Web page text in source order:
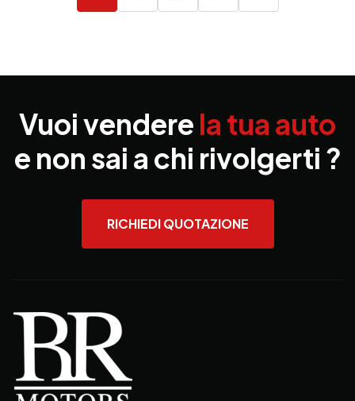
Vuoi vendere la tua auto
e non sai a chi rivolgerti ?
RICHIEDI QUOTAZIONE